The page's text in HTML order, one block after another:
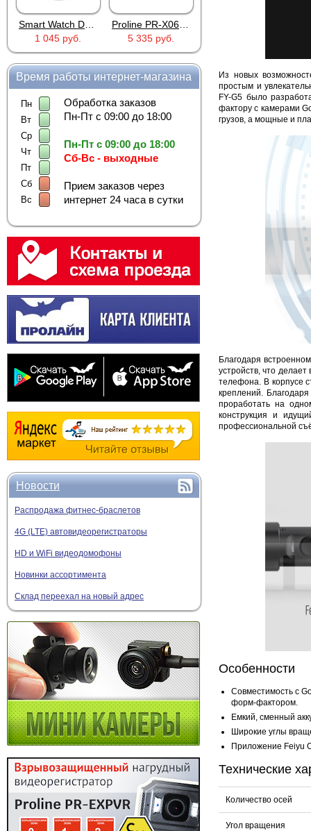
1 045 руб.
5 335 руб.
Время работы интернет-магазина
Пн
Вт
Ср
Чт
Пт
Сб
Вс
Обработка заказов
Пн-Пт с 09:00 до 18:00
Пн-Пт с 09:00 до 18:00
Сб-Вс - выходные
Прием заказов через
интернет 24 часа в сутки
Новости
Распродажа фитнес-браслетов
4G (LTE) автовидеорегистраторы
HD и WiFi видеодомофоны
Новинки ассортимента
Склад переехал на новый адрес
Из новых
простым и
FY-G5 было
фактору с камерами
грузов, а мощные и
Благодаря
устройств, что
телефона. В корпусе
креплений.
проработать на
конструкция и
профессиональной
Особенности
Совместимость с
форм-фактором.
Емкий, сменный
Широкие углы
Приложение Feiyu
Технические
Количество осей
Угол вращения